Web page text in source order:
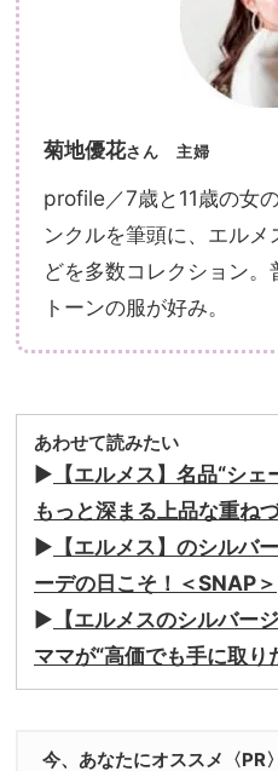
菊地優花さん 主婦
profile／7歳と11歳の女
ンクルを筆頭に、エル
どを多数コレクション
トーンの服が好み。
あわせて読みたい
▶︎ 【エルメス】名品“シ
もっと深まる上品な重ね
▶︎ 【エルメス】のシルバ
ーデの日こそ！＜SNAP＞
▶︎ 【エルメスのシルバー
ママが“高価でも手に取り
今、あなたにオススメ〈PR〉